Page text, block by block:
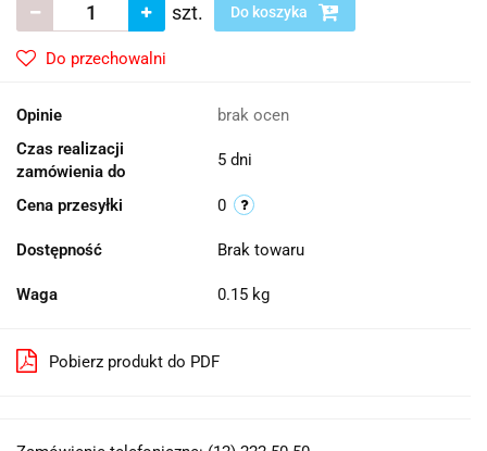
szt. Do koszyka
Do przechowalni
Opinie
brak ocen
Czas realizacji
zamówienia do
5 dni
Cena przesyłki 0
Dostępność Brak towaru
Waga 0.15 kg
Pobierz produkt do PDF